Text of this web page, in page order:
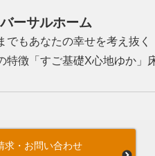
ーサルホーム
でもあなたの幸せを考え抜く
特徴「すご基礎X心地ゆか
求・お問い合わせ